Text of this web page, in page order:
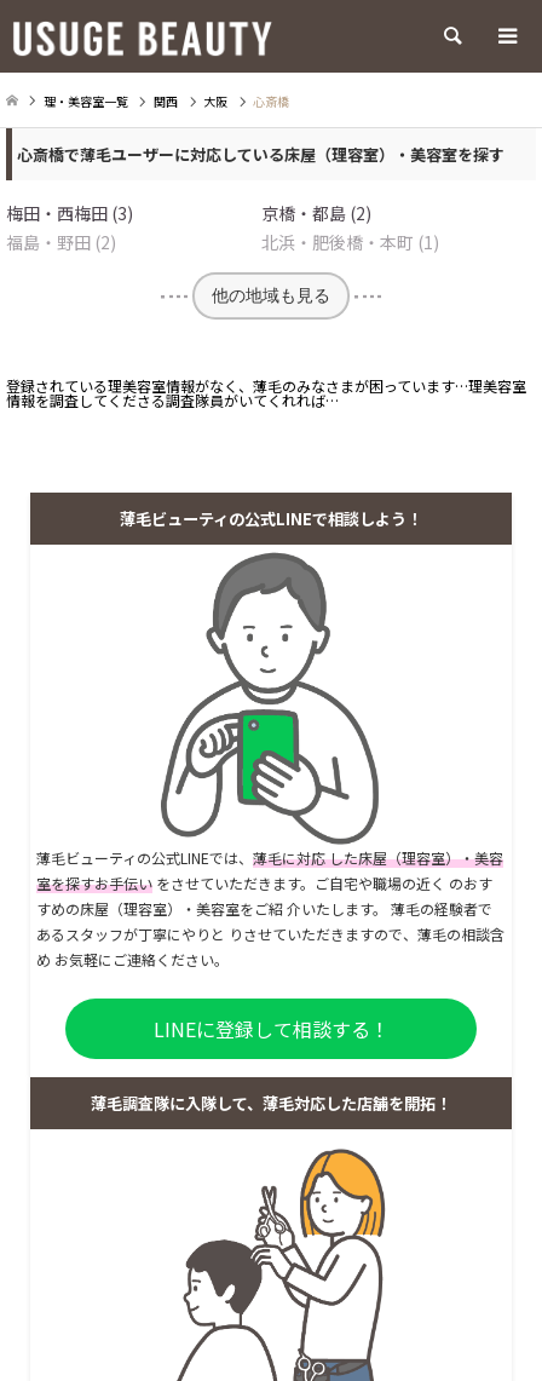
検索
理・美容室一覧 関西 大阪 心斎橋
心斎橋で薄毛ユーザーに対応している床屋（理容室）・美容室を探す
梅田・西梅田 (3)
京橋・都島 (2)
福島・野田 (2)
北浜・肥後橋・本町 (1)
他の地域も見る
登録されている理美容室情報がなく、薄毛のみなさまが困っています…理美容室
情報を調査してくださる調査隊員がいてくれれば…
薄毛ビューティの公式LINEで相談しよう！
薄毛ビューティの公式LINEでは、 薄毛に対応 した床屋（理容室）・美容
室を探すお手伝い をさせていただきます。ご自宅や職場の近く のおす
すめの床屋（理容室）・美容室をご紹 介いたします。 薄毛の経験者で
あるスタッフが丁寧にやりと りさせていただきますので、薄毛の相談含
め お気軽にご連絡ください。
LINEに登録して相談する！
薄毛調査隊に入隊して、薄毛対応した店舗を開拓！